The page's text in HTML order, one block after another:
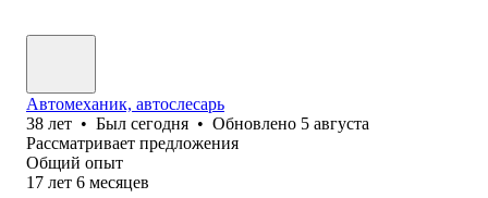
Автомеханик, автослесарь
38 лет • Был сегодня • Обновлено 5 августа
Рассматривает предложения
Общий опыт
17 лет 6 месяцев